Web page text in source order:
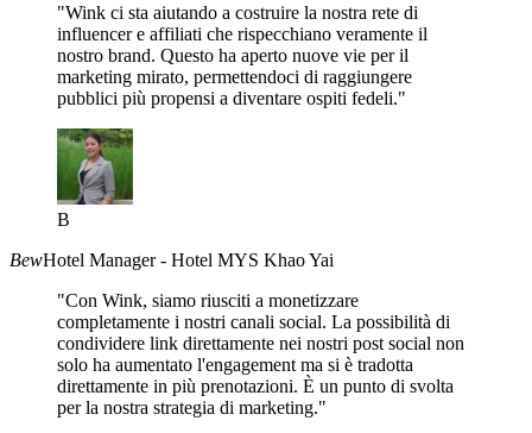
"Wink ci sta aiutando a costruire la nostra rete di
influencer e affiliati che rispecchiano veramente il
nostro brand. Questo ha aperto nuove vie per il
marketing mirato, permettendoci di raggiungere
pubblici più propensi a diventare ospiti fedeli."
B
BewHotel Manager - Hotel MYS Khao Yai
"Con Wink, siamo riusciti a monetizzare
completamente i nostri canali social. La possibilità di
condividere link direttamente nei nostri post social non
solo ha aumentato l'engagement ma si è tradotta
direttamente in più prenotazioni. È un punto di svolta
per la nostra strategia di marketing."